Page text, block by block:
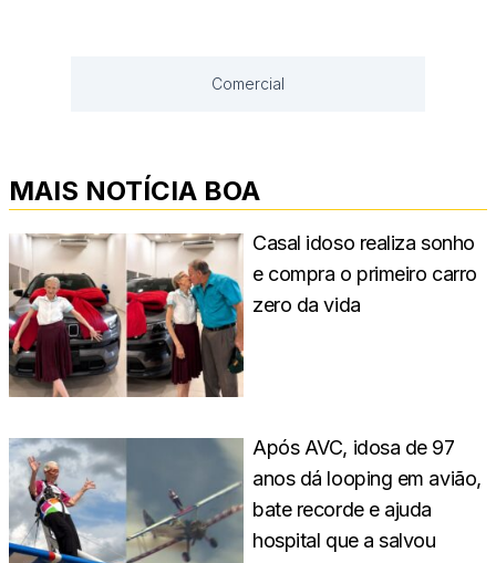
Comercial
MAIS NOTÍCIA BOA
Casal idoso realiza sonho
e compra o primeiro carro
zero da vida
Após AVC, idosa de 97
anos dá looping em avião,
bate recorde e ajuda
hospital que a salvou